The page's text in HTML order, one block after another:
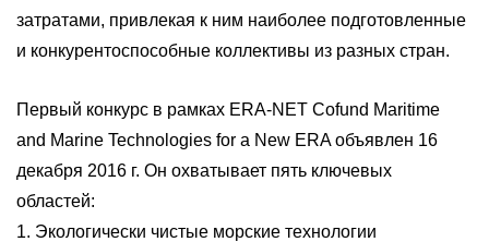
затратами, привлекая к ним наиболее подготовленные
и конкурентоспособные коллективы из разных стран.
Первый конкурс в рамках ERA-NET Cofund Maritime
and Marine Technologies for a New ERA объявлен 16
декабря 2016 г. Он охватывает пять ключевых
областей:
1. Экологически чистые морские технологии